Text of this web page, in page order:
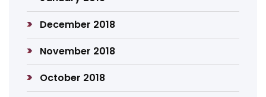
December 2018
November 2018
October 2018